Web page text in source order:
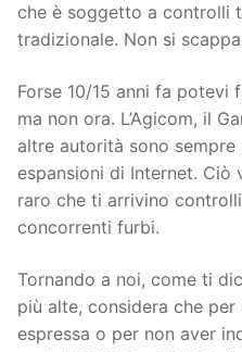
che è soggetto a controlli
tradizionale. Non si
Forse 10/15 anni fa potevi
ma non ora. L’Agicom, il
altre autorità sono
espansioni di Internet. Ciò
raro che ti arrivino
concorrenti furbi.
Tornando a noi, come ti
più alte, considera che
espressa o per non aver